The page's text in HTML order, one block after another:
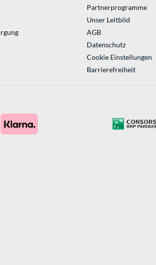
Partnerprogramme
Unser Leitbild
AGB
Datenschutz
Cookie Einstellungen
Barrierefreiheit